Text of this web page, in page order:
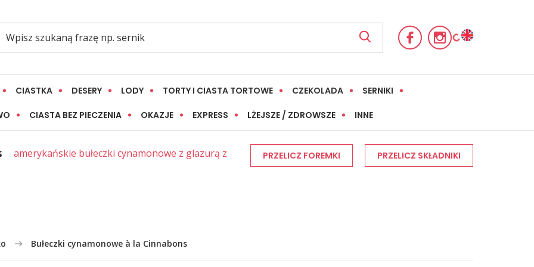
CIASTKA DESERY LODY TORTY I CIASTA TORTOWE CZEKOLADA SERNIKI
CIASTA BEZ PIECZENIA OKAZJE EXPRESS LŻEJSZE / ZDROWSZE INNE
amerykańskie bułeczki cynamonowe z glazurą z PRZELICZ FOREMKI PRZELICZ SKŁADNIKI
Bułeczki cynamonowe à la Cinnabons